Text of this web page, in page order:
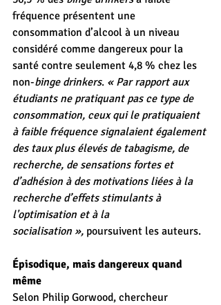
fréquence présentent une
consommation d’alcool à un niveau
considéré comme dangereux pour la
santé contre seulement 4,8 % chez les
non-binge drinkers. « Par rapport aux
étudiants ne pratiquant pas ce type de
consommation, ceux qui le pratiquaient
à faible fréquence signalaient également
des taux plus élevés de tabagisme, de
recherche, de sensations fortes et
d’adhésion à des motivations liées à la
recherche d’effets stimulants à
l'optimisation et à la
socialisation », poursuivent les auteurs.
Épisodique, mais dangereux quand
même
Selon Philip Gorwood, chercheur